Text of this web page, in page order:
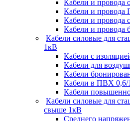
Кабели и провода
Кабели и
Кабели и провода
Кабели и провода
Кабели силовые для
1кВ
Кабели c
Кабели для
Кабели
Кабели в ПВХ 0,6/
Кабели
Кабели силовые для
свыше 1кВ
Среднего